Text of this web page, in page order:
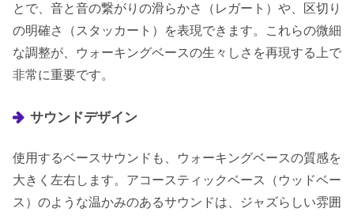
とで、音と音の繋がりの滑らかさ（レガート）や、区切り
の明確さ（スタッカート）を表現できます。これらの微細
な調整が、ウォーキングベースの生々しさを再現する上で
非常に重要です。
サウンドデザイン
使用するベースサウンドも、ウォーキングベースの質感を
大きく左右します。アコースティックベース（ウッドベー
ス）のような温かみのあるサウンドは、ジャズらしい雰囲